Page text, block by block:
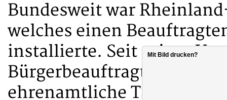
Bundesweit war
welches einen
installierte. Seit seiner
Bürgerbeauftragter erfüllt
ehrenamtliche Tätigkeit
Mit Bild drucken?